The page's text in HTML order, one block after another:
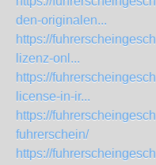
den-originalen...
https://
lizenz-onl...
https://
license-in-ir...
https://
fuhrerschein/
https://